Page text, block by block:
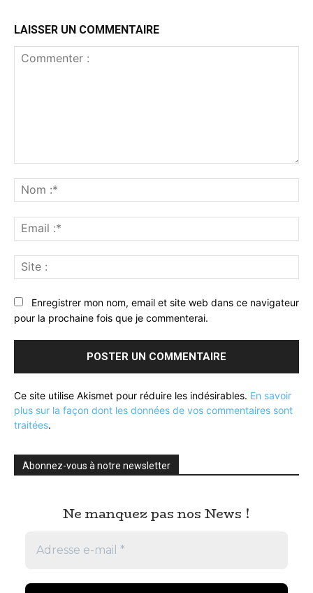
LAISSER UN COMMENTAIRE
:*
:*
:
Enregistrer mon nom, email et site web dans ce navigateur
pour la prochaine fois que je commenterai.
Ce site utilise Akismet pour réduire les indésirables. En savoir
plus sur la façon dont les données de vos commentaires sont
traitées.
Abonnez-vous à notre newsletter
Ne manquez pas nos News !